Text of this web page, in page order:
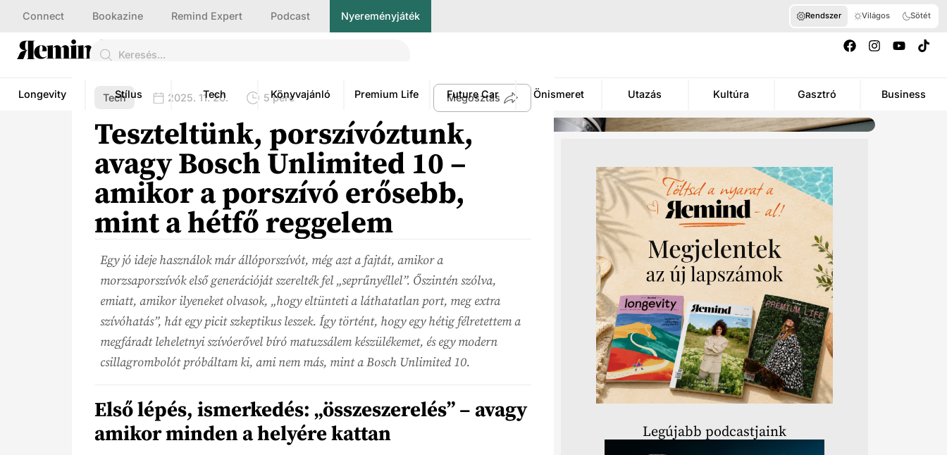
Connect Bookazine Remind Expert Podcast Nyereményjáték Rendszer Világos Sötét
Longevity Stílus Tech Könyvajánló Premium Life Future Car Önismeret Utazás Kultúra Gasztró Business
Tech 2025. 11. 20. 5 perc Megosztás
Teszteltünk, porszívóztunk,
avagy Bosch Unlimited 10 –
amikor a porszívó erősebb,
mint a hétfő reggelem
Egy jó ideje használok már állóporszívót, még azt a fajtát, amikor a
morzsaporszívók első generációját szerelték fel „seprűnyéllel”. Őszintén szólva,
emiatt, amikor ilyeneket olvasok, „hogy eltünteti a láthatatlan port, meg extra
szívóhatás”, hát egy picit szkeptikus leszek. Így történt, hogy egy hétig félretettem a
megfáradt leheletnyi szívóerővel bíró matuzsálem készülékemet, és egy modern
csillagrombolót próbáltam ki, ami nem más, mint a Bosch Unlimited 10.
Első lépés, ismerkedés: „összeszerelés” – avagy
amikor minden a helyére kattan
Legújabb podcastjaink